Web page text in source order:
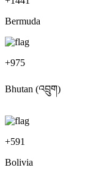
Bermuda
+975
Bhutan (འབྲུག)
+591
Bolivia